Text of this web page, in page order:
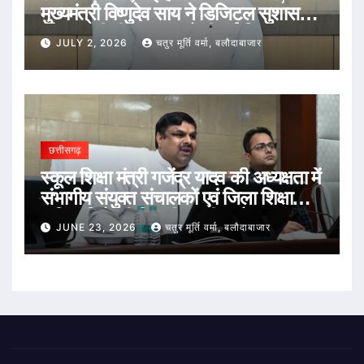
मुख्यमंत्री विष्णुदेव साय ने डिजिटल सुशासन
और तकनीकी नवाचार को दी नई दिशा
JULY 2, 2026 चतुर मूर्ति वर्मा, बलौदाबाजार
छत्तीसगढ़
स्कूल शिक्षा मंत्री गजेंद्र यादव की अध्यक्षता में
संभागीय संयुक्त संचालकों एवं जिला शिक्षा
अधिकारियों की विभागीय समीक्षा बैठक संपन्न
JUNE 23, 2026 चतुर मूर्ति वर्मा, बलौदाबाजार